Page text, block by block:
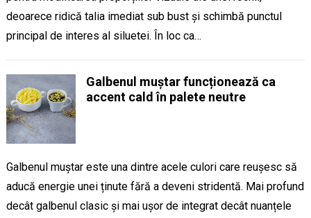
deoarece ridică talia imediat sub bust și schimbă punctul
principal de interes al siluetei. În loc ca…
Galbenul muștar funcționează ca
accent cald în palete neutre
Galbenul muștar este una dintre acele culori care reușesc să
aducă energie unei ținute fără a deveni stridentă. Mai profund
decât galbenul clasic și mai ușor de integrat decât nuanțele